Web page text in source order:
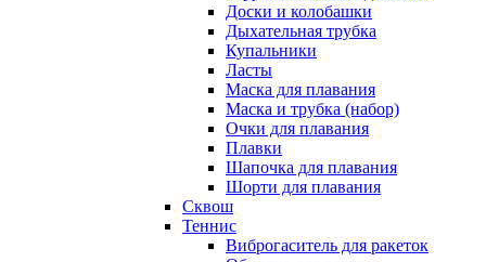
Доски и колобашки
Дыхательная трубка
Купальники
Ласты
Маска для плавания
Маска и трубка (набор)
Очки для плавания
Плавки
Шапочка для плавания
Шорти для плавания
Сквош
Теннис
Виброгаситель для ракеток